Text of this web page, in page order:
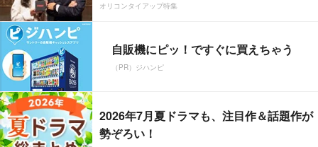
オリコンタイアップ特集
自販機にピッ！ですぐに買えちゃう
（PR）ジハンピ
2026年7月夏ドラマも、注目作＆話題作が
勢ぞろい！